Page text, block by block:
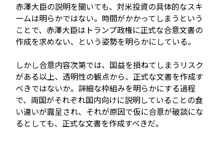
赤澤大臣の説明を聞いても、対米投資の具体的なスキ
ームは明らかではない。時間がかかってしまうという
ことで、赤澤大臣はトランプ政権に正式な合意文書の
作成を求めない、という姿勢を明らかにしている。
しかし合意内容次第では、国益を損ねてしまうリスク
がある以上、透明性の観点から、正式な文書を作成す
べきではないか。詳細な枠組みを明らかにする過程
で、両国がそれぞれ国内向けに説明していることの食
い違いが露呈され、それが原因で仮に合意が破談にな
るとしても、正式な文書を作成すべきだ。